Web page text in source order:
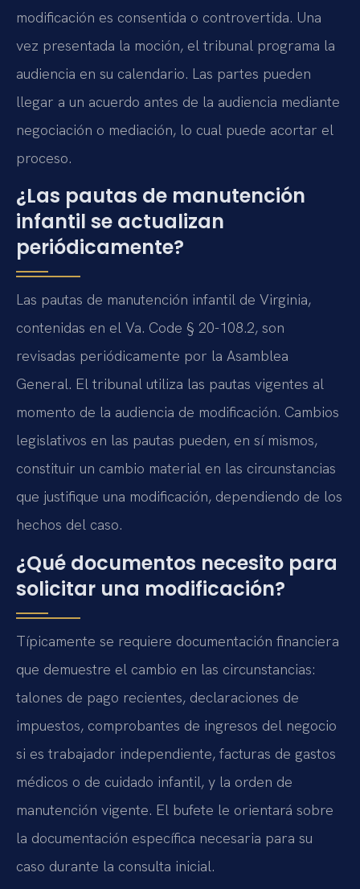
modificación es consentida o controvertida. Una
vez presentada la moción, el tribunal programa la
audiencia en su calendario. Las partes pueden
llegar a un acuerdo antes de la audiencia mediante
negociación o mediación, lo cual puede acortar el
proceso.
¿Las pautas de manutención
infantil se actualizan
periódicamente?
Las pautas de manutención infantil de Virginia,
contenidas en el Va. Code § 20-108.2, son
revisadas periódicamente por la Asamblea
General. El tribunal utiliza las pautas vigentes al
momento de la audiencia de modificación. Cambios
legislativos en las pautas pueden, en sí mismos,
constituir un cambio material en las circunstancias
que justifique una modificación, dependiendo de los
hechos del caso.
¿Qué documentos necesito para
solicitar una modificación?
Típicamente se requiere documentación financiera
que demuestre el cambio en las circunstancias:
talones de pago recientes, declaraciones de
impuestos, comprobantes de ingresos del negocio
si es trabajador independiente, facturas de gastos
médicos o de cuidado infantil, y la orden de
manutención vigente. El bufete le orientará sobre
la documentación específica necesaria para su
caso durante la consulta inicial.